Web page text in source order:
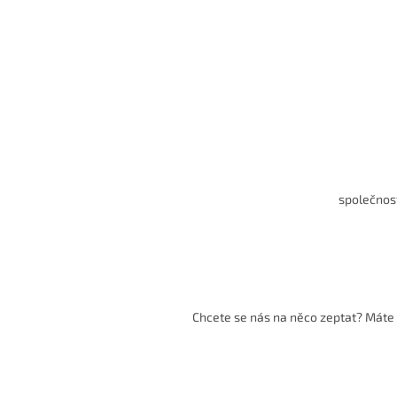
Chcete se nás na něco zeptat?